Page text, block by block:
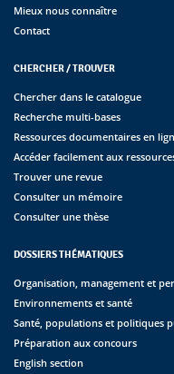
Mieux nous connaître
Contact
CHERCHER / TROUVER
Chercher dans le catalogue
Recherche multi-bases
Ressources documentaires en
Accéder facilement aux
Trouver une revue
Consulter un mémoire
Consulter une thèse
DOSSIERS THÉMATIQUES
Organisation, management et
Environnements et santé
Santé, populations et politiques
Préparation aux concours
English section